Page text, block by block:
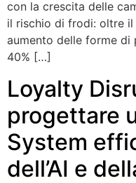
con la crescita delle
il rischio di frodi: oltre il
aumento delle forme di
40% […]
Loyalty
progettare
System
dell’AI e